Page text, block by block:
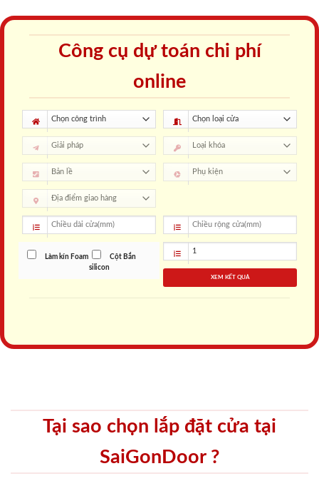
Công cụ dự toán chi phí
online
Làm kín Foam
Cột Bắn
silicon
XEM KẾT QUẢ
Tại sao chọn lắp đặt cửa tại
SaiGonDoor ?